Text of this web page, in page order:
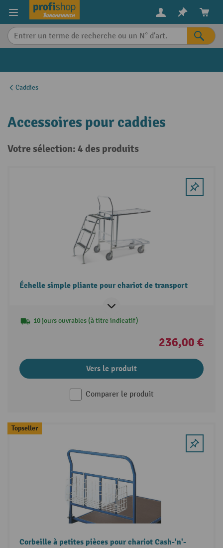
content
Caddies
Accessoires pour caddies
Votre sélection: 4 des produits
Échelle simple pliante pour chariot de transport
10 jours ouvrables (à titre indicatif)
236,00 €
Vers le produit
Comparer le produit
Topseller
Corbeille à petites pièces pour chariot Cash-'n'-